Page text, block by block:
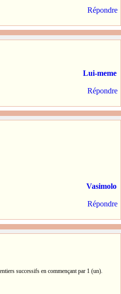
Répondre
Lui-meme
Répondre
Vasimolo
Répondre
successifs en commençant par 1 (un).